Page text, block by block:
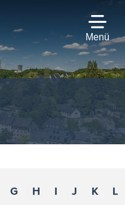
Menü
G H I J K L